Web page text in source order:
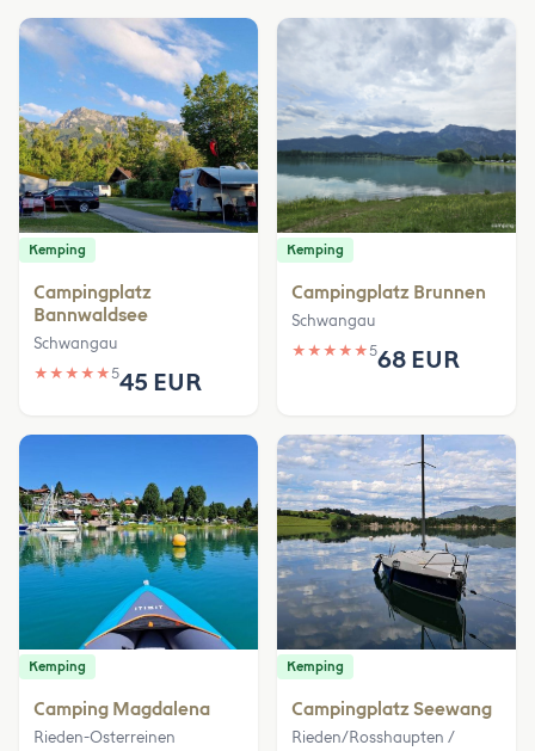
Kemping
Campingplatz
Bannwaldsee
Schwangau
★ ★ ★ ★ ★545 EUR
Kemping
Campingplatz Brunnen
Schwangau
★ ★ ★ ★ ★568 EUR
Kemping
Camping Magdalena
Rieden-Osterreinen
Kemping
Campingplatz Seewang
Rieden/Rosshaupten /